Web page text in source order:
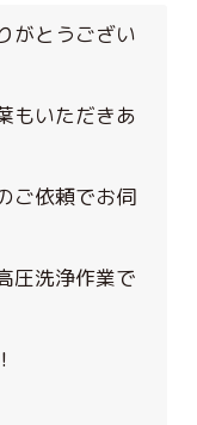
がとうござい
もいただきあ
ご依頼でお伺
圧洗浄作業で